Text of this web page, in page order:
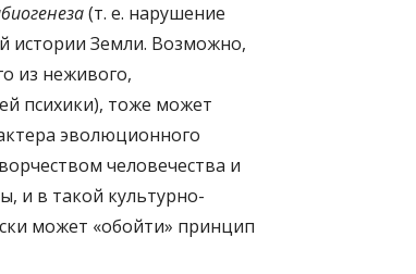
(т. е. нарушение
истории Земли. Возможно,
из неживого,
психики), тоже может
эволюционного
человечества и
и в такой культурно-
может «обойти» принцип